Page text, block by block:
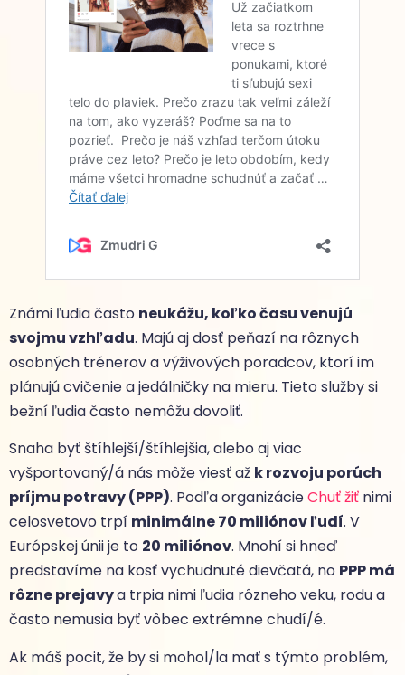
Známi ľudia často neukážu, koľko času venujú
svojmu vzhľadu. Majú aj dosť peňazí na rôznych
osobných trénerov a výživových poradcov, ktorí im
plánujú cvičenie a jedálničky na mieru. Tieto služby si
bežní ľudia často nemôžu dovoliť.
Snaha byť štíhlejší/štíhlejšia, alebo aj viac
vyšportovaný/á nás môže viesť až k rozvoju porúch
príjmu potravy (PPP). Podľa organizácieChuť žiť nimi
celosvetovo trpí minimálne 70 miliónov ľudí. V
Európskej únii je to 20 miliónov. Mnohí si hneď
predstavíme na kosť vychudnuté dievčatá, no PPP má
rôzne prejavya trpia nimi ľudia rôzneho veku, rodu a
často nemusia byť vôbec extrémne chudí/é.
Ak máš pocit, že by si mohol/la mať s týmto problém,